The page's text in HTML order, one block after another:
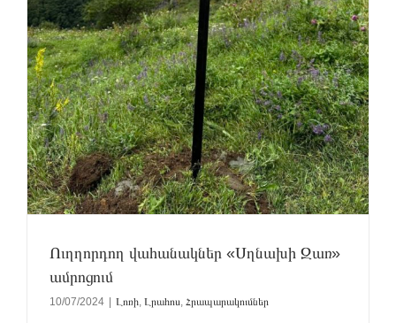
Ուղղորդող վահանակներ «Սղնախի Զառ»
ամրոցում
10/07/2024 Լոռի, Լրահոս, Հրապարակումներ